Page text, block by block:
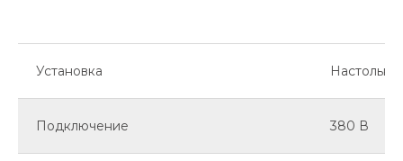
Установка
Подключение 380 В